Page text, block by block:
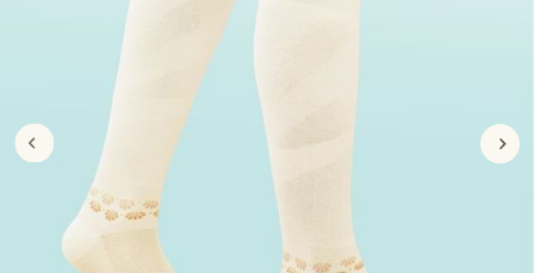
キッチン・雑貨・日用品
寝具・ベッド
カーテン・ラグ・ファブリック
美容・健康通販すべて
美容・健康・サプリメント
制服・スクール
制服・スクールすべて
制服・学生服
ジュニア・ティーンズ下着
大きいサイズ
大きいサイズ通販すべて
大きいサイズ レディース服
バーゲン
バーゲンセール
詳細検索
寝具・ベッド
カーテン・ラグ・ファブリック
美容・健康・サプリメント
制服・スクールすべて
制服・学生服
ジュニア・ティーンズ下着
大きいサイズ
大きいサイズ通販すべて
大きいサイズ レディース服
大きいサイズ レディース下着
バーゲンセール
シークレットセール
詳細検索
商品カテゴリ一覧